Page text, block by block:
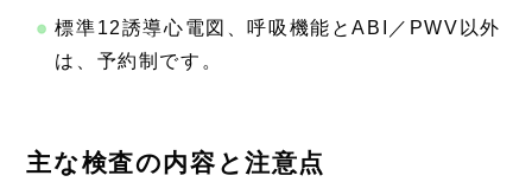
標準12誘導心電図、呼吸機能とABI／PWV以外
は、予約制です。
主な検査の内容と注意点